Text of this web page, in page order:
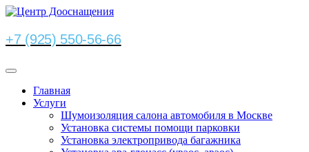
+7 (925) 550-56-66
Главная
Услуги
Шумоизоляция салона автомобиля в Москве
Установка системы помощи парковки
Установка электропривода багажника